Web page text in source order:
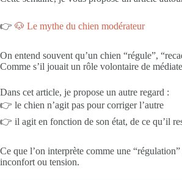
👉 🐶 Le mythe du chien modérateur
On entend souvent qu’un chien “régule”,
Comme s’il jouait un rôle volontaire de
Dans cet article, je propose un autre regard :
👉 le chien n’agit pas pour corriger l’autre
👉 il agit en fonction de son état, de ce qu’il
Ce que l’on interprète comme une
inconfort ou tension.